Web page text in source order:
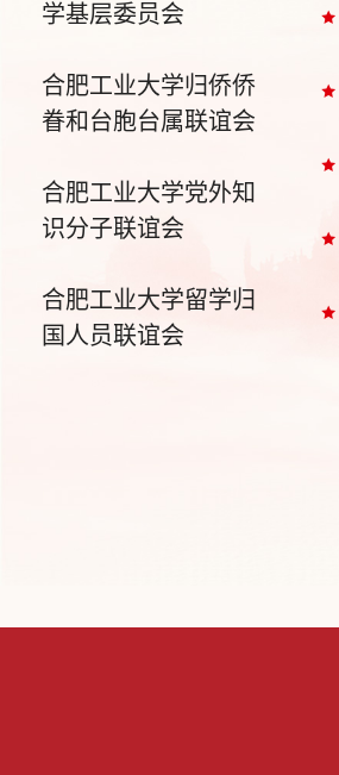
学基层委员会
合肥工业大学归侨侨
眷和台胞台属联谊会
合肥工业大学党外知
识分子联谊会
合肥工业大学留学归
国人员联谊会